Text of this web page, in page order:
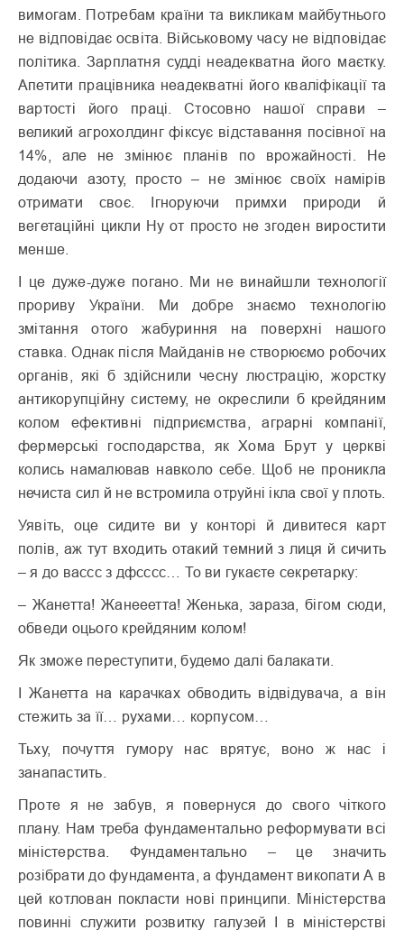
вимогам. Потребам країни та викликам майбутнього
не відповідає освіта. Військовому часу не відповідає
політика. Зарплатня судді неадекватна його маєтку.
Апетити працівника неадекватні його кваліфікації та
вартості його праці. Стосовно нашої справи –
великий агрохолдинг фіксує відставання посівної на
14%, але не змінює планів по врожайності. Не
додаючи азоту, просто – не змінює своїх намірів
отримати своє. Ігноруючи примхи природи й
вегетаційні цикли Ну от просто не згоден виростити
менше.
І це дуже-дуже погано. Ми не винайшли технології
прориву України. Ми добре знаємо технологію
змітання отого жабуриння на поверхні нашого
ставка. Однак після Майданів не створюємо робочих
органів, які б здійснили чесну люстрацію, жорстку
антикорупційну систему, не окреслили б крейдяним
колом ефективні підприємства, аграрні компанії,
фермерські господарства, як Хома Брут у церкві
колись намалював навколо себе. Щоб не проникла
нечиста сил й не встромила отруйні ікла свої у плоть.
Уявіть, оце сидите ви у конторі й дивитеся карт
полів, аж тут входить отакий темний з лиця й сичить
– я до вассс з дфсссс… То ви гукаєте секретарку:
– Жанетта! Жанееетта! Женька, зараза, бігом сюди,
обведи оцього крейдяним колом!
Як зможе переступити, будемо далі балакати.
І Жанетта на карачках обводить відвідувача, а він
стежить за її… рухами… корпусом…
Тьху, почуття гумору нас врятує, воно ж нас і
занапастить.
Проте я не забув, я повернуся до свого чіткого
плану. Нам треба фундаментально реформувати всі
міністерства. Фундаментально – це значить
розібрати до фундамента, а фундамент викопати А в
цей котлован покласти нові принципи. Міністерства
повинні служити розвитку галузей І в міністерстві